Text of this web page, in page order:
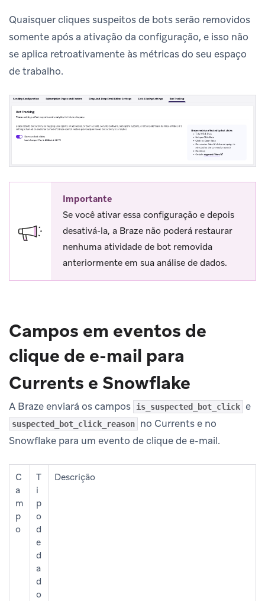
Quaisquer cliques suspeitos de bots serão removidos
somente após a ativação da configuração, e isso não
se aplica retroativamente às métricas do seu espaço
de trabalho.
Importante
Se você ativar essa configuração e depois
desativá-la, a Braze não poderá restaurar
nenhuma atividade de bot removida
anteriormente em sua análise de dados.
Campos em eventos de
clique de e-mail para
Currents e Snowflake
A Braze enviará os campos is_suspected_bot_click e
suspected_bot_click_reason
no Currents e no
Snowflake para um evento de clique de e-mail.
C
a
m
p
o
T
i
p
o
d
e
d
a
d
o
Descrição